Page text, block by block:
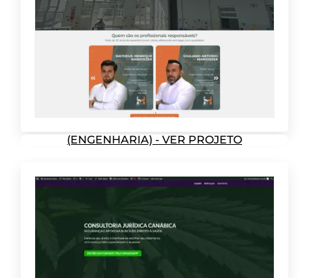
(ENGENHARIA) - VER PROJETO